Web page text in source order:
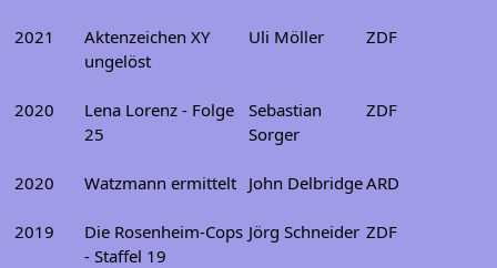
2021
Aktenzeichen XY
ungelöst
Uli Möller ZDF
2020
Lena Lorenz - Folge
25
Sebastian
Sorger
ZDF
2020 Watzmann ermittelt John DelbridgeARD
2019
Die Rosenheim-Cops
- Staffel 19
Jörg Schneider ZDF